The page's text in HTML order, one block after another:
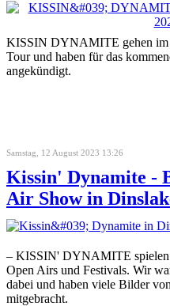
KISSIN DYNAMITE gehen im
Tour und haben für das
angekündigt.
Samstag, 12 August 2023 13:26
Kissin' Dynamite -
Air Show in
– KISSIN' DYNAMITE spielen
Open Airs und Festivals. Wir
dabei und haben viele Bilder
mitgebracht.